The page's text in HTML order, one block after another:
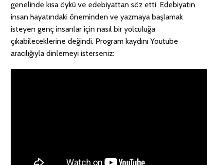
genelinde kısa öykü ve edebiyattan söz etti. Edebiyatın
insan hayatındaki öneminden ve yazmaya başlamak
isteyen genç insanlar için nasıl bir yolculuğa
çıkabileceklerine değindi. Program kaydını Youtube
aracılığıyla dinlemeyi isterseniz: